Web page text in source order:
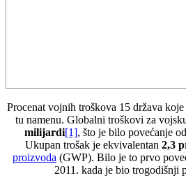
Procenat vojnih troškova 15 država koje
tu namenu. Globalni troškovi za
milijardi[1], što je bilo povećanje
Ukupan trošak je ekvivalentan 2,3
proizvoda (GWP). Bilo je to prvo
2011. kada je bio trogodišnji